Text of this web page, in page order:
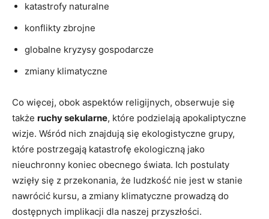
katastrofy naturalne
konflikty zbrojne
globalne kryzysy gospodarcze
zmiany​ klimatyczne
Co⁢ więcej, obok aspektów ‌religijnych,⁤ obserwuje się
także ruchy ‌sekularne, które⁢ podzielają⁣ apokaliptyczne
wizje. Wśród nich znajdują się ekologistyczne grupy,
‍które postrzegają katastrofę ekologiczną jako
nieuchronny ⁤koniec obecnego świata. Ich postulaty
wzięły się z przekonania, ‌że ludzkość nie jest w⁤ stanie
nawrócić kursu, ⁤a zmiany klimatyczne⁢ prowadzą do
dostępnych ‍implikacji⁢ dla naszej przyszłości.